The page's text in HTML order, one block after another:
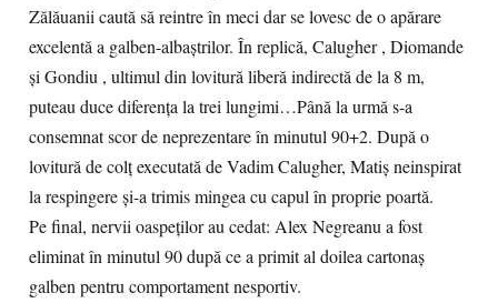
Zălăuanii caută să reintre în meci dar se lovesc de o apărare
excelentă a galben-albaștrilor. În replică, Calugher , Diomande
și Gondiu , ultimul din lovitură liberă indirectă de la 8 m,
puteau duce diferența la trei lungimi…Până la urmă s-a
consemnat scor de neprezentare în minutul 90+2. După o
lovitură de colț executată de Vadim Calugher, Matiș neinspirat
la respingere și-a trimis mingea cu capul în proprie poartă.
Pe final, nervii oaspeților au cedat: Alex Negreanu a fost
eliminat în minutul 90 după ce a primit al doilea cartonaș
galben pentru comportament nesportiv.